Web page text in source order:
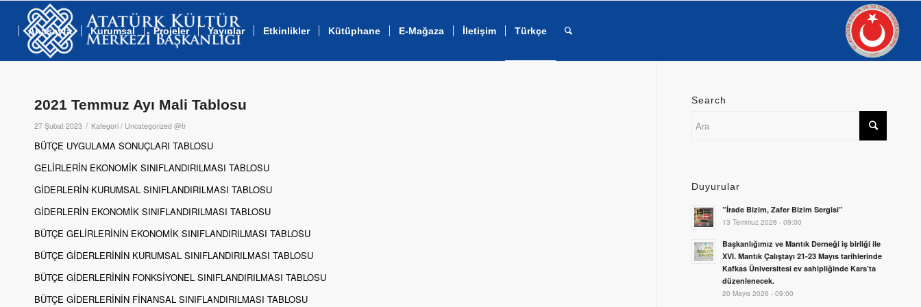
Anasayfa Kurumsal Projeler Yayınlar Etkinlikler Kütüphane E-Mağaza İletişim Türkçe
2021 Temmuz Ayı Mali Tablosu
27 Şubat 2023 / Kategori / Uncategorized @tr
BÜTÇE UYGULAMA SONUÇLARI TABLOSU
GELİRLERİN EKONOMİK SINIFLANDIRILMASI TABLOSU
GİDERLERİN KURUMSAL SINIFLANDIRILMASI TABLOSU
GİDERLERİN EKONOMİK SINIFLANDIRILMASI TABLOSU
BÜTÇE GELİRLERİNİN EKONOMİK SINIFLANDIRILMASI TABLOSU
BÜTÇE GİDERLERİNİN KURUMSAL SINIFLANDIRILMASI TABLOSU
BÜTÇE GİDERLERİNİN FONKSİYONEL SINIFLANDIRILMASI TABLOSU
BÜTÇE GİDERLERİNİN FİNANSAL SINIFLANDIRILMASI TABLOSU
Search
Duyurular
”İrade Bizim, Zafer Bizim Sergisi”
13 Temmuz 2026 - 09:00
Başkanlığımız ve Mantık Derneği iş birliği ile
XVI. Mantık Çalıştayı 21-23 Mayıs tarihlerinde
Kafkas Üniversitesi ev sahipliğinde Kars’ta
düzenlenecek.
20 Mayıs 2026 - 09:00